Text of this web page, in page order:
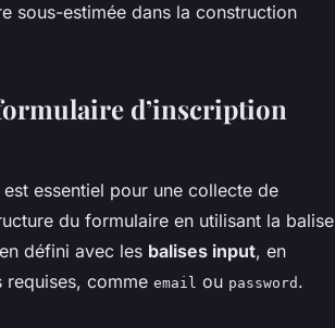
sous-estimée dans la construction
d’inscription
essentiel pour une collecte de
du formulaire en utilisant la balise
défini avec les balises input, en
requises, comme email ou password .